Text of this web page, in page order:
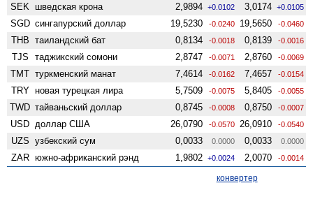
SEK шведская крона 2,9894 +0.0102 3,0174 +0.0105
SGD сингапурский доллар 19,5230 -0.0240 19,5650 -0.0460
THB таиландский бат 0,8134 -0.0018 0,8139 -0.0016
TJS таджикский сомони 2,8747 -0.0071 2,8760 -0.0069
TMT туркменский манат 7,4614 -0.0162 7,4657 -0.0154
TRY новая турецкая лира 5,7509 -0.0075 5,8405 -0.0055
TWD тайваньский доллар 0,8745 -0.0008 0,8750 -0.0007
USD доллар США 26,0790 -0.0570 26,0910 -0.0540
UZS узбекский сум 0,0033 0.0000 0,0033 0.0000
ZAR южно-африканский рэнд 1,9802 +0.0024 2,0070 -0.0014
конвертер